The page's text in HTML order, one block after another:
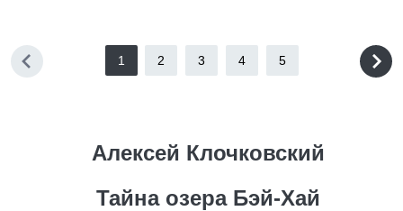
1 2 3 4 5
Алексей Клочковский
Тайна озера Бэй-Хай